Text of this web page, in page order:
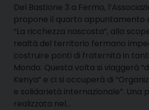
Del Bastione 3 a Fermo,
propone il quarto appuntamento
“La ricchezza nascosta”, alla
realtà del territorio fermano
costruire ponti di fraternità in
Mondo. Questa volta si viaggerà
Kenya” e ci si occuperà di
e solidarietà internazionale”. Una
realizzata nel…